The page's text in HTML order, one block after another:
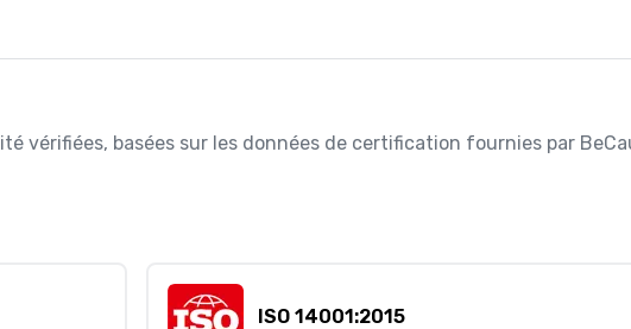
vérifiées, basées sur les données de certification fournies par
ISO 14001:2015